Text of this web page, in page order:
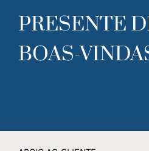
product
page
PRESENTE
BOAS-